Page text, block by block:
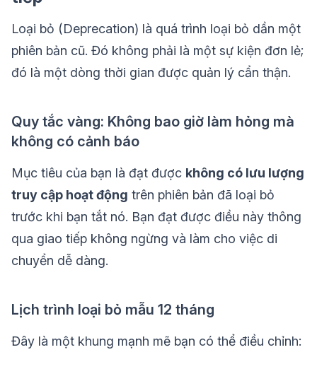
Loại bỏ (Deprecation) là quá trình loại bỏ dần một
phiên bản cũ. Đó không phải là một sự kiện đơn lẻ;
đó là một dòng thời gian được quản lý cẩn thận.
Quy tắc vàng: Không bao giờ làm hỏng mà
không có cảnh báo
Mục tiêu của bạn là đạt được không có lưu lượng
truy cập hoạt động trên phiên bản đã loại bỏ
trước khi bạn tắt nó. Bạn đạt được điều này thông
qua giao tiếp không ngừng và làm cho việc di
chuyển dễ dàng.
Lịch trình loại bỏ mẫu 12 tháng
Đây là một khung mạnh mẽ bạn có thể điều chỉnh: